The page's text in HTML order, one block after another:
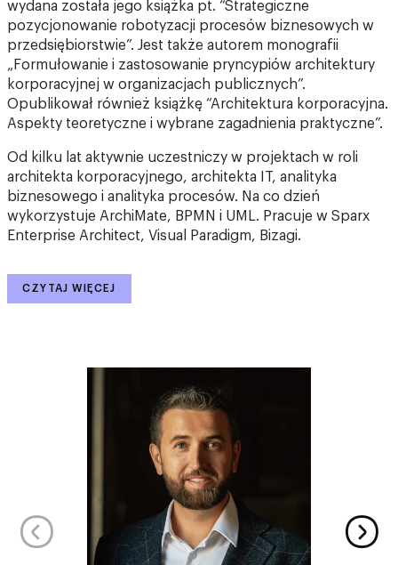
wydana została jego książka pt. “Strategiczne
pozycjonowanie robotyzacji procesów biznesowych w
przedsiębiorstwie”. Jest także autorem monografii
„Formułowanie i zastosowanie pryncypiów architektury
korporacyjnej w organizacjach publicznych”.
Opublikował również książkę “Architektura korporacyjna.
Aspekty teoretyczne i wybrane zagadnienia praktyczne”.
Od kilku lat aktywnie uczestniczy w projektach w roli
architekta korporacyjnego, architekta IT, analityka
biznesowego i analityka procesów. Na co dzień
wykorzystuje ArchiMate, BPMN i UML. Pracuje w Sparx
Enterprise Architect, Visual Paradigm, Bizagi.
CZYTAJ WIĘCEJ